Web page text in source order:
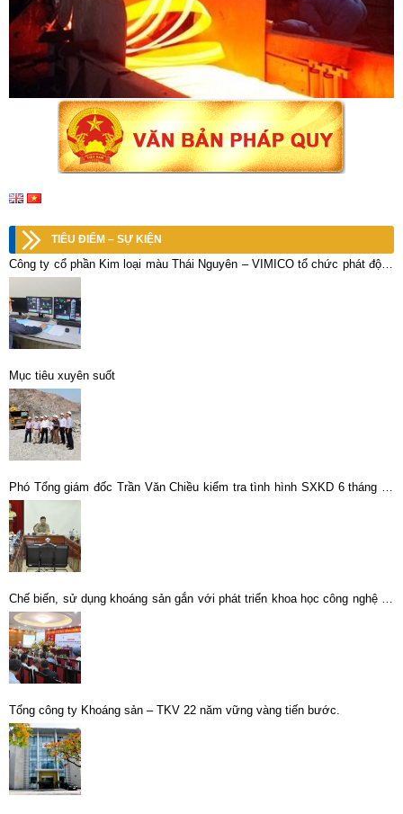
TIÊU ĐIỂM – SỰ KIỆN
Công ty cổ phần Kim loại màu Thái Nguyên – VIMICO tổ chức phát động
đợt thi đua nước rút 90 ngày đêm, phấn đấu hoàn thành kế hoạch XSKD
năm 2022.
Mục tiêu xuyên suốt
Phó Tổng giám đốc Trần Văn Chiều kiểm tra tình hình SXKD 6 tháng tại
Tổng Công ty Khoáng sản
Chế biến, sử dụng khoáng sản gắn với phát triển khoa học công nghệ và
đổi mới sáng tạo
Tổng công ty Khoáng sản – TKV 22 năm vững vàng tiến bước.